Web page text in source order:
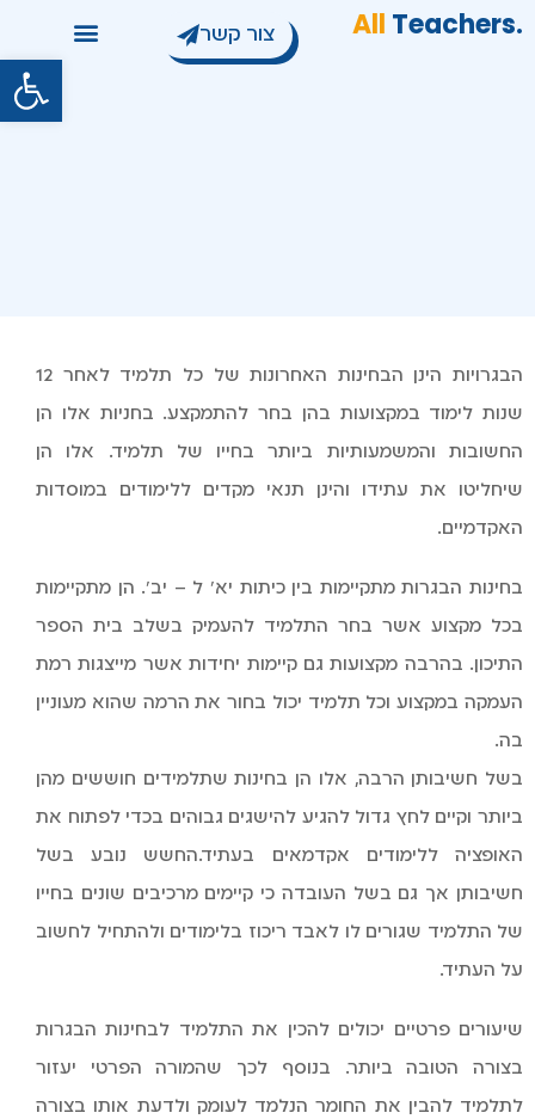
פתח
.
All Teachers צור קשר
הבגרויות הינן הבחינות האחרונות של כל תלמיד לאחר 12
שנות לימוד במקצועות בהן בחר להתמקצע. בחניות אלו הן
החשובות והמשמעותיות ביותר בחייו של תלמיד. אלו הן
שיחליטו את עתידו והינן תנאי מקדים ללימודים במוסדות
האקדמיים.
בחינות הבגרות מתקיימות בין כיתות יא’ ל – יב’. הן מתקיימות
בכל מקצוע אשר בחר התלמיד להעמיק בשלב בית הספר
התיכון. בהרבה מקצועות גם קיימות יחידות אשר מייצגות רמת
העמקה במקצוע וכל תלמיד יכול בחור את הרמה שהוא מעוניין
בה.
בשל חשיבותן הרבה, אלו הן בחינות שתלמידים חוששים מהן
ביותר וקיים לחץ גדול להגיע להישגים גבוהים בכדי לפתוח את
האופציה ללימודים אקדמאים בעתיד.החשש נובע בשל
חשיבותן אך גם בשל העובדה כי קיימים מרכיבים שונים בחייו
של התלמיד שגורים לו לאבד ריכוז בלימודים ולהתחיל לחשוב
על העתיד.
שיעורים פרטיים יכולים להכין את התלמיד לבחינות הבגרות
בצורה הטובה ביותר. בנוסף לכך שהמורה הפרטי יעזור
לתלמיד להבין את החומר הנלמד לעומק ולדעת אותו בצורה